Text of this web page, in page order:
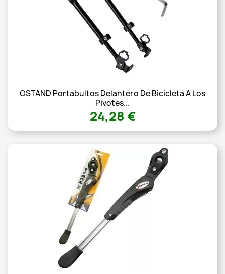
OSTAND Portabultos Delantero De Bicicleta A Los
Pivotes...
24,28 €